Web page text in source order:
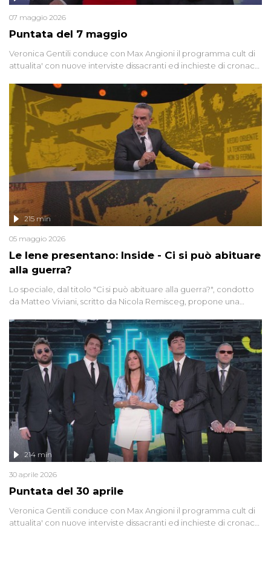
Puntata del 7 maggio
07 maggio 2026
Veronica Gentili conduce con Max Angioni il programma cult di
attualita' con nuove interviste dissacranti ed inchieste di cronaca
Le Iene presentano: Inside - Ci si può abituare
alla guerra?
215 min
05 maggio 2026
Lo speciale, dal titolo "Ci si può abituare alla guerra?", condotto
da Matteo Viviani, scritto da Nicola Remisceg, propone una
di settore - su quanto la guerra sia diventata una realtà pervasiva.
Anche se l'Italia non è direttamente coinvolta in conflitti armati, il
contesto globale rende impossibile considerarla un fenomeno
lontano.
Puntata del 30 aprile
214 min
30 aprile 2026
Veronica Gentili conduce con Max Angioni il programma cult di
attualita' con nuove interviste dissacranti ed inchieste di cronaca